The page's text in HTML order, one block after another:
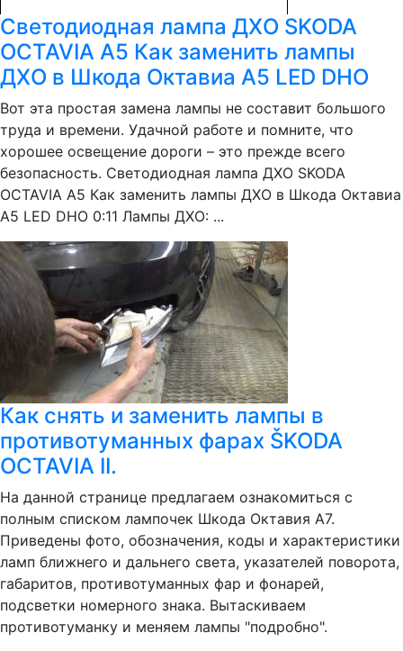
Светодиодная лампа ДХО SKODA
OCTAVIA A5 Как заменить лампы
ДХО в Шкода Октавиа А5 LED DHO
Вот эта простая замена лампы не составит большого
труда и времени. Удачной работе и помните, что
хорошее освещение дороги – это прежде всего
безопасность. Светодиодная лампа ДХО SKODA
OCTAVIA A5 Как заменить лампы ДХО в Шкода Октавиа
А5 LED DHO 0:11 Лампы ДХО: ...
Как снять и заменить лампы в
противотуманных фарах ŠKODA
OCTAVIA II.
На данной странице предлагаем ознакомиться с
полным списком лампочек Шкода Октавия А7.
Приведены фото, обозначения, коды и характеристики
ламп ближнего и дальнего света, указателей поворота,
габаритов, противотуманных фар и фонарей,
подсветки номерного знака. Вытаскиваем
противотуманку и меняем лампы "подробно".